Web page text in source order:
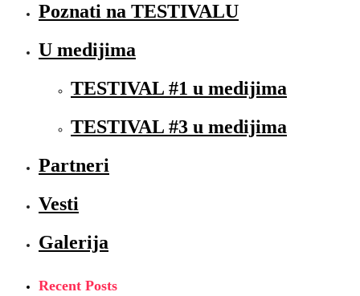
Poznati na TESTIVALU
U medijima
TESTIVAL #1 u medijima
TESTIVAL #3 u medijima
Partneri
Vesti
Galerija
Recent Posts